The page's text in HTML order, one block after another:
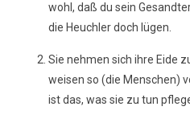
wohl, daß du sein
die Heuchler doch lügen.
Sie nehmen sich ihre Eide
weisen so (die Menschen)
ist das, was sie zu tun